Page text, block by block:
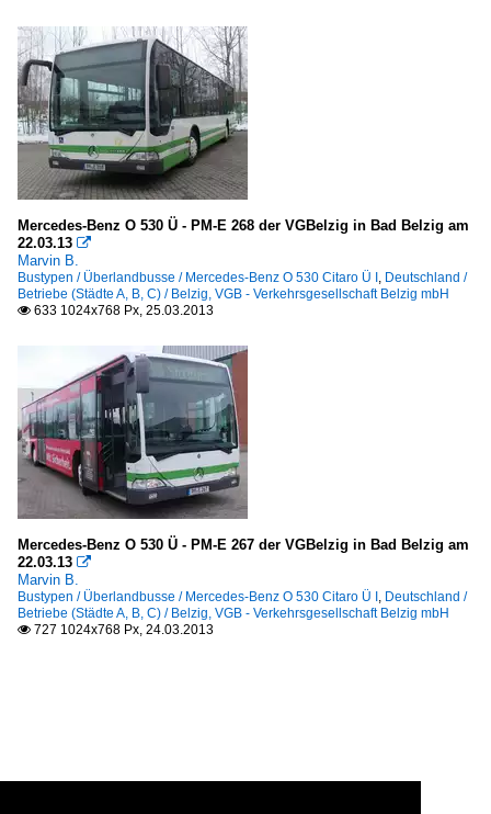
Mercedes-Benz O 530 Ü - PM-E 268 der VGBelzig in Bad Belzig am
22.03.13 
Marvin B.
Bustypen / Überlandbusse / Mercedes-Benz O 530 Citaro Ü I Deutschland /
Betriebe (Städte A, B, C) / Belzig, VGB - Verkehrsgesellschaft Belzig mbH
 633 1024x768 Px, 25.03.2013
Mercedes-Benz O 530 Ü - PM-E 267 der VGBelzig in Bad Belzig am
22.03.13 
Marvin B.
Bustypen / Überlandbusse / Mercedes-Benz O 530 Citaro Ü I Deutschland /
Betriebe (Städte A, B, C) / Belzig, VGB - Verkehrsgesellschaft Belzig mbH
 727 1024x768 Px, 24.03.2013